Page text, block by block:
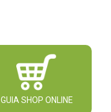
GUIA SHOP ONLINE